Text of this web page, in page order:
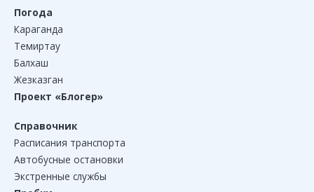
Погода
Караганда
Темиртау
Балхаш
Жезказган
Проект «Блогер»
Справочник
Расписания транспорта
Автобусные остановки
Экстренные службы